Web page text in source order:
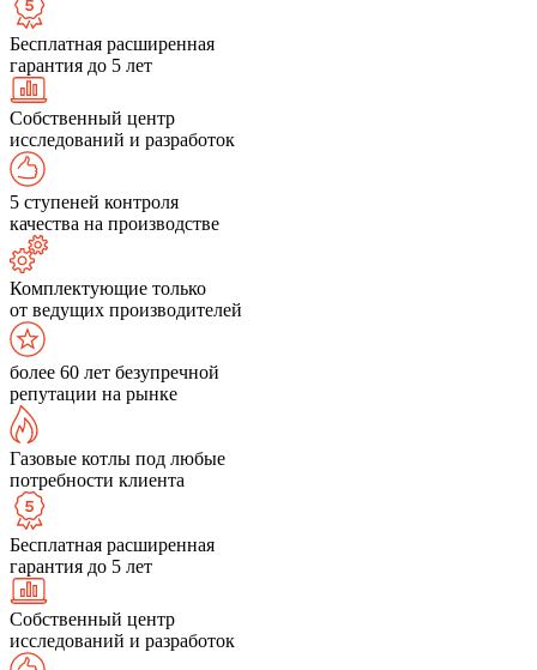
Бесплатная расширенная
гарантия до 5 лет
Собственный центр
исследований и разработок
5 ступеней контроля
качества на производстве
Комплектующие только
от ведущих производителей
более 60 лет безупречной
репутации на рынке
Газовые котлы под любые
потребности клиента
Бесплатная расширенная
гарантия до 5 лет
Собственный центр
исследований и разработок